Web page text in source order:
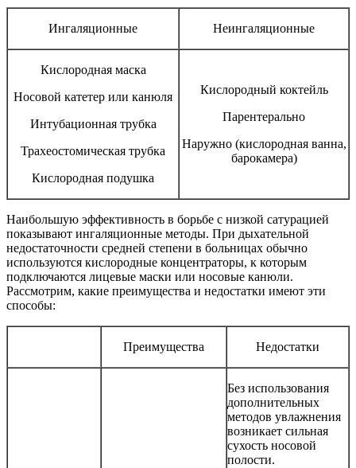
Ингаляционные Неингаляционные
Кислородная маска
Носовой катетер или канюля
Интубационная трубка
Трахеостомическая трубка
Кислородная подушка
Кислородный коктейль
Парентерально
Наружно (кислородная ванна,
барокамера)
Наибольшую эффективность в борьбе с низкой сатурацией
показывают ингаляционные методы. При дыхательной
недостаточности средней степени в больницах обычно
используются кислородные концентраторы, к которым
подключаются лицевые маски или носовые канюли.
Рассмотрим, какие преимущества и недостатки имеют эти
способы:
Преимущества Недостатки
Без использования
дополнительных
методов увлажнения
возникает сильная
сухость носовой
полости.